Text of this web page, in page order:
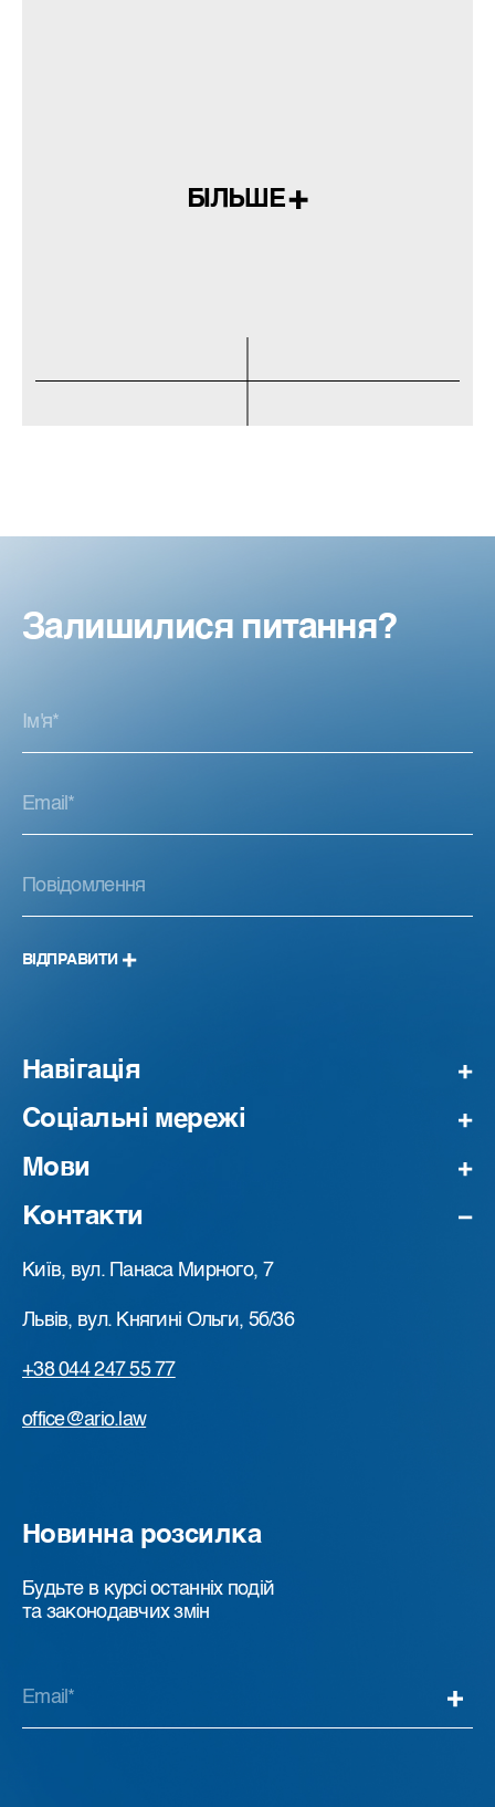
БІЛЬШЕ
Залишилися питання?
ВІДПРАВИТИ
Навігація
Соціальні мережі
Мови
Контакти
Київ, вул. Панаса Мирного, 7
Львів, вул. Княгині Ольги, 5б/36
+38 044 247 55 77
office@ario.law
Новинна розсилка
Будьте в курсі останніх подій
та законодавчих змін